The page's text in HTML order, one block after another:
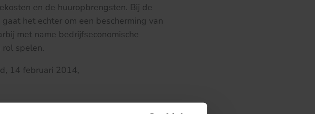
en de huuropbrengsten. Bij de
het echter om een bescherming van
met name bedrijfseconomische
rol spelen.
14 februari 2014,